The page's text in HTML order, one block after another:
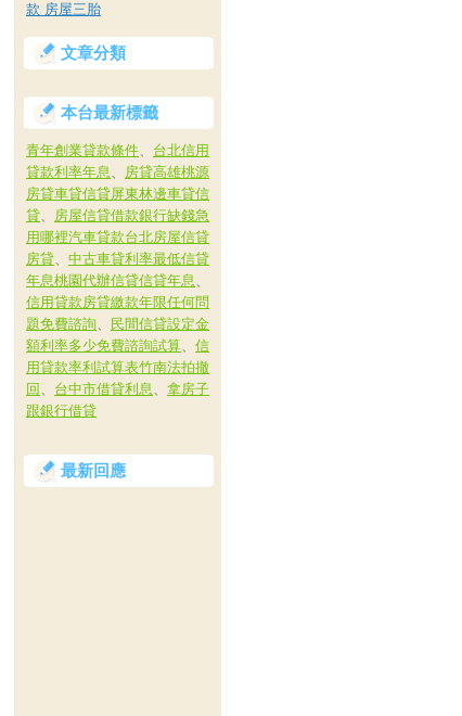
款 房屋三胎
文章分類
本台最新標籤
青年創業貸款條件、 台北信用
貸款利率年息、 房貸高雄桃源
房貸車貸信貸屏東林邊車貸信
貸、 房屋信貸借款銀行缺錢急
用哪裡汽車貸款台北房屋信貸
房貸、 中古車貸利率最低信貸
年息桃園代辦信貸信貸年息、
信用貸款房貸繳款年限任何問
題免費諮詢、
民間信貸設定金
額利率多少免費諮詢試算、 信
用貸款率利試算表竹南法拍撤
回 、 台中市借貸利息、 拿房子
跟銀行借貸
最新回應